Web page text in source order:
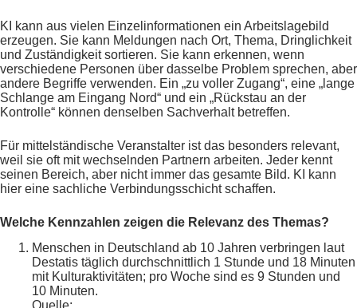
KI kann aus vielen Einzelinformationen ein Arbeitslagebild
erzeugen. Sie kann Meldungen nach Ort, Thema, Dringlichkeit
und Zuständigkeit sortieren. Sie kann erkennen, wenn
verschiedene Personen über dasselbe Problem sprechen, aber
andere Begriffe verwenden. Ein „zu voller Zugang“, eine „lange
Schlange am Eingang Nord“ und ein „Rückstau an der
Kontrolle“ können denselben Sachverhalt betreffen.
Für mittelständische Veranstalter ist das besonders relevant,
weil sie oft mit wechselnden Partnern arbeiten. Jeder kennt
seinen Bereich, aber nicht immer das gesamte Bild. KI kann
hier eine sachliche Verbindungsschicht schaffen.
Welche Kennzahlen zeigen die Relevanz des Themas?
Menschen in Deutschland ab 10 Jahren verbringen laut
Destatis täglich durchschnittlich 1 Stunde und 18 Minuten
mit Kulturaktivitäten; pro Woche sind es 9 Stunden und
10 Minuten.